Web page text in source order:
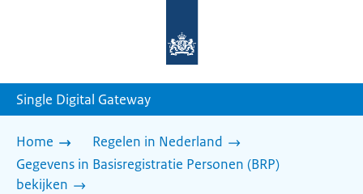
homepage
Single Digital Gateway
Home
Regelen in Nederland
Gegevens in Basisregistratie Personen (BRP)
bekijken